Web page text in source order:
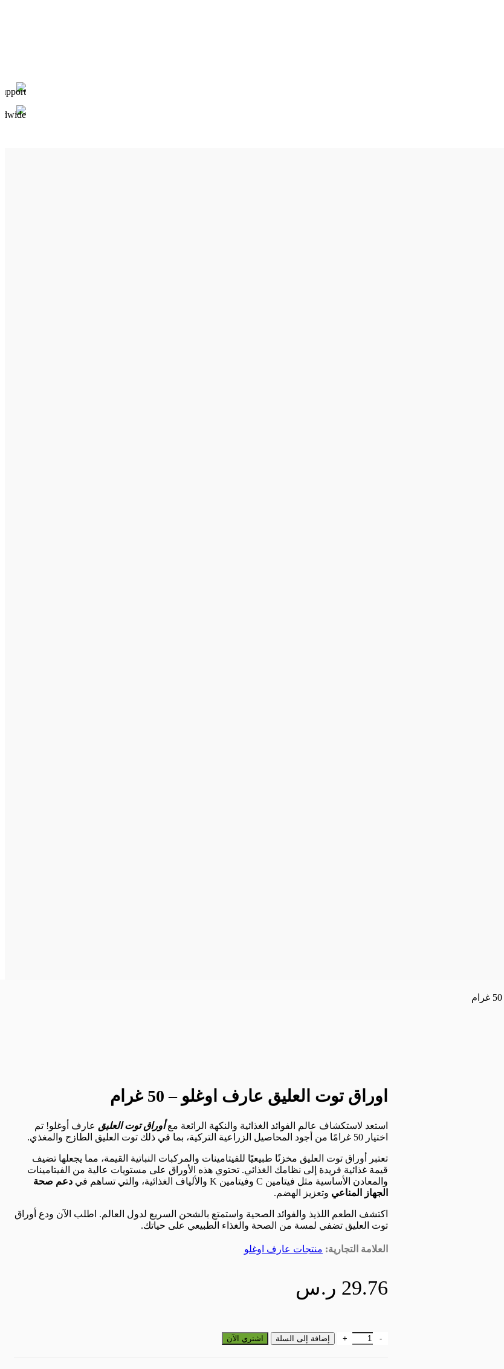
اوراق توت العليق عارف اوغلو – 50 غرام
استعد لاستكشاف عالم الفوائد الغذائية والنكهة الرائعة معأوراق توت العليق عارف أوغلو! تم
اختيار 50 غرامًا من أجود المحاصيل الزراعية التركية، بما في ذلك توت العليق الطازج والمغذي.
تعتبر أوراق توت العليق مخزنًا طبيعيًا للفيتامينات والمركبات النباتية القيمة، مما يجعلها تضيف
قيمة غذائية فريدة إلى نظامك الغذائي. تحتوي هذه الأوراق على مستويات عالية من الفيتامينات
والمعادن الأساسية مثل فيتامين C وفيتامين K والألياف الغذائية، والتي تساهم في
دعم صحة
الجهاز المناعي وتعزيز الهضم.
اكتشف الطعم اللذيذ والفوائد الصحية واستمتع بالشحن السريع لدول العالم. اطلب الآن ودع أوراق
توت العليق تضفي لمسة من الصحة والغذاء الطبيعي على حياتك.
العلامة التجارية: منتجات عارف اوغلو
29.76 ر.س
كمية اوراق توت العليق عارف اوغلو - 50 غرام
إضافة إلى السلة اشتري الآن